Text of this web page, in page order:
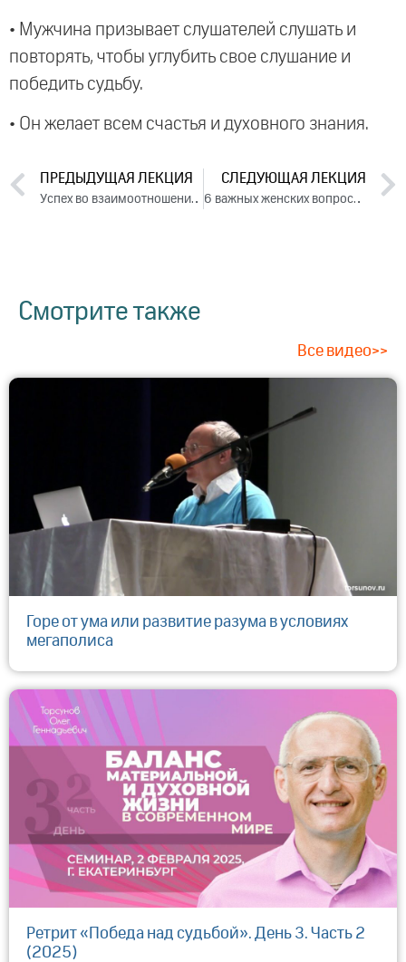
• Мужчина призывает слушателей слушать и
повторять, чтобы углубить свое слушание и
победить судьбу.
• Он желает всем счастья и духовного знания.
ПРЕДЫДУЩАЯ ЛЕКЦИЯ
Успех во взаимоотношениях. Лекция 1 (2017)
СЛЕДУЮЩАЯ ЛЕКЦИЯ
6 важных женских вопросов
Смотрите также
Все видео>>
Горе от ума или развитие разума в условиях
мегаполиса
Ретрит «Победа над судьбой». День 3. Часть 2
(2025)